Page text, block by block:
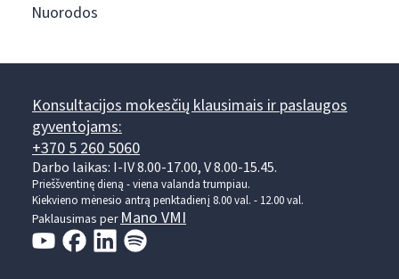
Nuorodos
Konsultacijos mokesčių klausimais ir paslaugos
gyventojams:
+370 5 260 5060
Darbo laikas: I-IV 8.00-17.00, V 8.00-15.45.
Prieššventinę dieną - viena valanda trumpiau.
Kiekvieno mėnesio antrą penktadienį 8.00 val. - 12.00 val.
Paklausimas per Mano VMI